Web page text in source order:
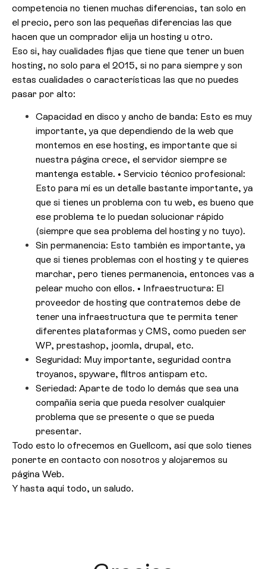
competencia no tienen muchas diferencias, tan solo en
el precio, pero son las pequeñas diferencias las que
hacen que un comprador elija un hosting u otro.
Eso si, hay cualidades fijas que tiene que tener un buen
hosting, no solo para el 2015, si no para siempre y son
estas cualidades o características las que no puedes
pasar por alto:
Capacidad en disco y ancho de banda: Esto es muy
importante, ya que dependiendo de la web que
montemos en ese hosting, es importante que si
nuestra página crece, el servidor siempre se
mantenga estable. • Servicio técnico profesional:
Esto para mí es un detalle bastante importante, ya
que si tienes un problema con tu web, es bueno que
ese problema te lo puedan solucionar rápido
(siempre que sea problema del hosting y no tuyo).
Sin permanencia: Esto también es importante, ya
que si tienes problemas con el hosting y te quieres
marchar, pero tienes permanencia, entonces vas a
pelear mucho con ellos. • Infraestructura: El
proveedor de hosting que contratemos debe de
tener una infraestructura que te permita tener
diferentes plataformas y CMS, como pueden ser
WP, prestashop, joomla, drupal, etc.
Seguridad: Muy importante, seguridad contra
troyanos, spyware, filtros antispam etc.
Seriedad: Aparte de todo lo demás que sea una
compañía seria que pueda resolver cualquier
problema que se presente o que se pueda
presentar.
Todo esto lo ofrecemos en Guellcom, así que solo tienes
ponerte en contacto con nosotros y alojaremos su
página Web.
Y hasta aquí todo, un saludo.